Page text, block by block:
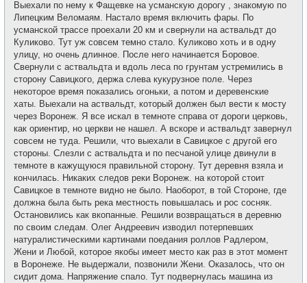
Выехали по нему к Фащевке на усманскую дорогу , знакомую по
Липецким Веломаям. Настало время включить фары. По
усманской трассе проехали 20 км и свернули на аствальдт до
Куликово. Тут уж совсем темно стало. Куликово хоть и в одну
улицу, но очень длинное. После него начинается Боровое.
Свернули с аствальдта и вдоль леса по грунтам устремились в
сторону Савицкого, держа слева кукурузное поле. Через
некоторое время показались огоньки, а потом и деревенские
хаты. Выехали на аствальдт, который должен был вести к мосту
через Воронеж. Я все искал в темноте справа от дороги церковь,
как ориентир, но церкви не нашел. А вскоре и аствальдт завернул
совсем не туда. Решили, что выехали в Савицкое с другой его
стороны. Слезли с аствальдта и по песчаной улице двинули в
темноте в кажущуюся правильной сторону. Тут деревня взяла и
кончилась. Никаких следов реки Воронеж. на которой стоит
Савицкое в темноте видно не было. Наоборот, в той Стороне, где
должна была быть река местность повышалась и рос сосняк.
Остановились как вкопанные. Решили возвращаться в деревню
по своим следам. Олег Андреевич изводил потерпевших
натуралистическими картинами поедания роллов Радлером,
Жени и Любой, которое якобы имеет место как раз в этот момент
в Воронеже. Не выдержали, позвонили Жени. Оказалось, что он
сидит дома. Напряжение спало. Тут подвернулась машина из